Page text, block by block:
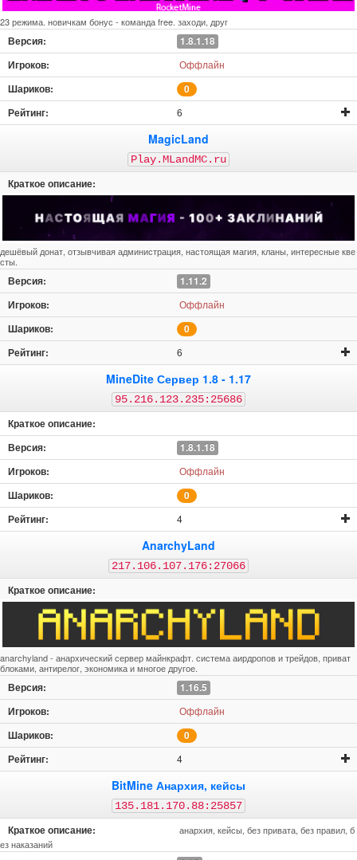
23 режима. новичкам бонус - команда free. заходи, друг
1.8.1.18
Оффлайн
0
6
MagicLand
Play.MLandMC.ru
дешёвый донат, отзывчивая администрация, настоящая магия, кланы, интересные кве
сты.
1.11.2
Оффлайн
0
6
MineDite Сервер 1.8 - 1.17
95.216.123.235:25686
1.8.1.18
Оффлайн
0
4
AnarchyLand
217.106.107.176:27066
anarchyland - анархический сервер майнкрафт. система аирдропов и трейдов, приват
блоками, антирелог, экономика и многое другое.
1.16.5
Оффлайн
0
4
BitMine Анархия, кейсы
135.181.170.88:25857
анархия, кейсы, без привата, без правил, б
ез наказаний